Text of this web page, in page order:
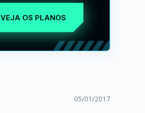
VEJA OS PLANOS
05/01/2017